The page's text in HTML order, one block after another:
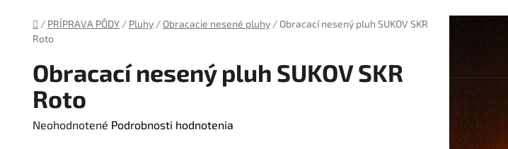
Domov
/ PRÍPRAVA PÔDY / Pluhy / Obracacie nesené pluhy / Obracací nesený pluh SUKOV SKR
Roto
Obracací nesený pluh SUKOV SKR
Roto
Priemerné
Neohodnotené Podrobnosti hodnotenia